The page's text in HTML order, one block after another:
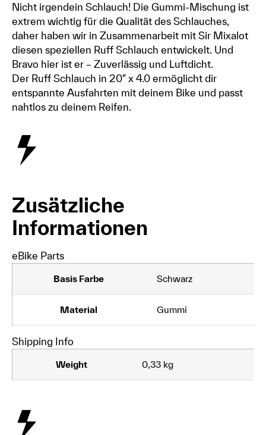
Nicht irgendein Schlauch! Die Gummi-Mischung ist
extrem wichtig für die Qualität des Schlauches,
daher haben wir in Zusammenarbeit mit Sir Mixalot
diesen speziellen Ruff Schlauch entwickelt. Und
Bravo hier ist er – Zuverlässig und Luftdicht.
Der Ruff Schlauch in 20″ x 4.0 ermöglicht dir
entspannte Ausfahrten mit deinem Bike und passt
nahtlos zu deinem Reifen.
Zusätzliche
Informationen
eBike Parts
Basis Farbe Schwarz
Material Gummi
Shipping Info
Weight 0,33 kg